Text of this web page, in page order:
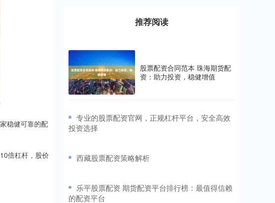
稳健可靠的配
倍杠杆，股价
推荐阅读
股票配资合同范本 珠海期货配
资：助力投资，稳健增值
​专业的股票配资官网，正规杠杆平台，安全高效
投资选择
​西藏股票配资策略解析
​乐平股票配资 期货配资平台排行榜：最值得信赖
的配资平台